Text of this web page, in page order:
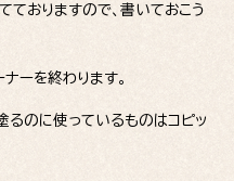
ておりますので、書いておこう
ーを終わります。
のに使っているものはコピッ